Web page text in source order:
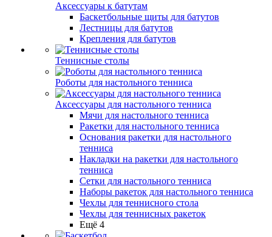
Аксессуары к батутам
Баскетбольные щиты для батутов
Лестницы для батутов
Крепления для батутов
Теннисные столы
Роботы для настольного тенниса
Аксессуары для настольного тенниса
Мячи для настольного тенниса
Ракетки для настольного тенниса
Основания ракетки для настольного
тенниса
Накладки на ракетки для настольного
тенниса
Сетки для настольного тенниса
Наборы ракеток для настольного тенниса
Чехлы для теннисного стола
Чехлы для теннисных ракеток
Ещё 4